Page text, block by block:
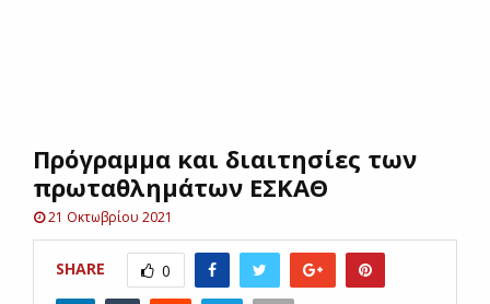
UΠρόγραμμα και διαιτησίες των
πρωταθλημάτων ΕΣΚΑΘ
21 Οκτωβρίου 2021
SHARE 0